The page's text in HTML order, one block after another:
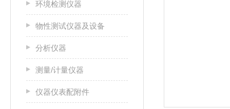
环境检测仪器
物性测试仪器及设备
分析仪器
测量/计量仪器
仪器仪表配附件